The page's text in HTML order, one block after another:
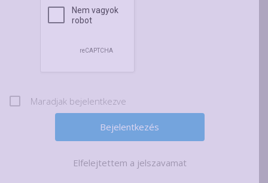
Maradjak bejelentkezve
Elfelejtettem a jelszavamat